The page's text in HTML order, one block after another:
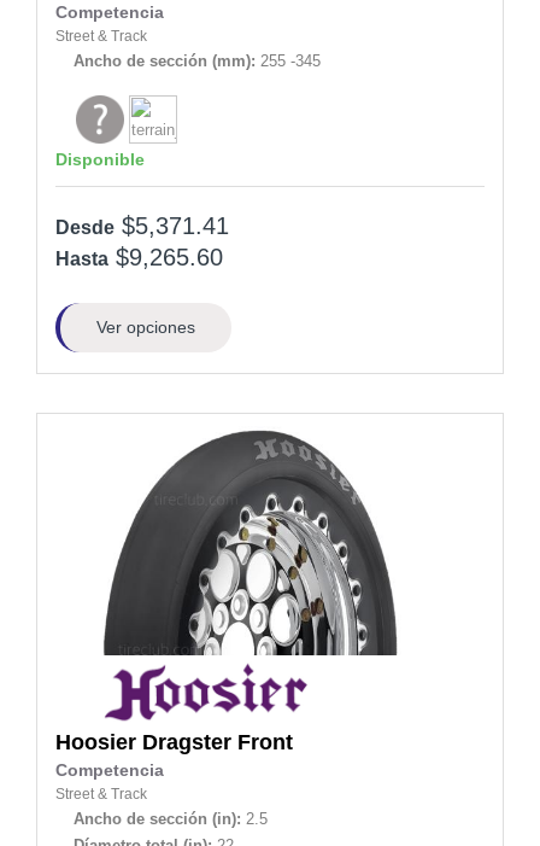
Competencia
Street & Track
Ancho de sección (mm): 255 -345
Disponible
Desde $5,371.41
Hasta $9,265.60
Ver opciones
Hoosier Dragster Front
Competencia
Street & Track
Ancho de sección (in): 2.5